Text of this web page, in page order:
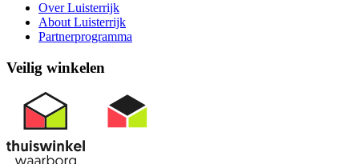
Over Luisterrijk
About Luisterrijk
Partnerprogramma
Veilig winkelen